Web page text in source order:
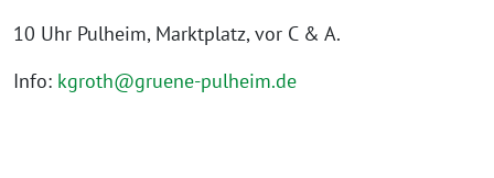
10 Uhr Pulheim, Marktplatz, vor C & A.
Info: kgroth@gruene-pulheim.de